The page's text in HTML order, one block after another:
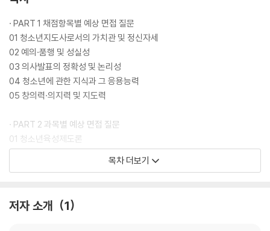
정보를 수록하였습니다.
가볍게 읽을 수 있도록 흥미롭게 구성한 부록을 틈틈이 읽어보며 내용을
참고하여 답변의 완성도를 높여보세요.
· 유용한 면접 정보와 최종점검 체크리스트로 완벽한 마무리!
가이드에 청소년지도사 면접과 관련된 유용한 정보와 최종점검을 할 수 있
면접 공부를 시작하기 전 면접 관련 정보를 읽어보며 마음가짐을 다잡고,
면접장에 들어가기 직전 다시 한번 읽어보며 긴장을 풀고 생각을 정리해
보세요. 또한, 체크리스트를 활용하여 시험 준비가 어느 정도 되었는지 파
· PART 1 채점항목별 예상 면접 질문
01 청소년지도사로서의 가치관 및 정신자세
02 예의·품행 및 성실성
03 의사발표의 정확성 및 논리성
04 청소년에 관한 지식과 그 응용능력
05 창의력·의지력 및 지도력
· PART 2 과목별 예상 면접 질문
01 청소년육성제도론
02 청소년지도방법론
06 청소년프로그램 개발과 평가
목차 더보기
저자 소개 1